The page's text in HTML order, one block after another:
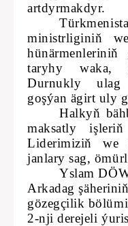
artdyrmakdyr.
ministrliginiň
hünärmenleriniň
taryhy waka,
Durnukly ulag
goşýan ägirt uly
Halkyň
maksatly
Liderimiziň we
janlary sag,
Yslam
Arkadag
gözegçilik
2-nji derejeli